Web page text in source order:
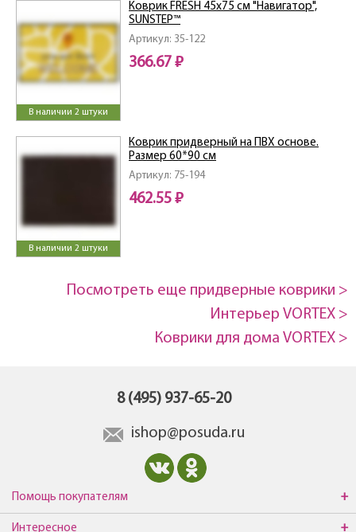
В наличии 2 штуки
Артикул: 35-122
Коврик FRESH 45х75 см "Навигатор",
SUNSTEP™
366.67 ₽
В наличии 2 штуки
Артикул: 75-194
Коврик придверный на ПВХ основе.
Размер 60*90 см
462.55 ₽
Посмотреть еще придверные коврики >
Интерьер VORTEX >
Коврики для дома VORTEX >
8 (495) 937-65-20
ishop@posuda.ru
Помощь покупателям
Интересное